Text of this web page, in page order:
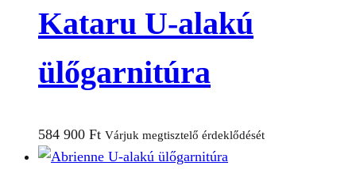
Kataru U-alakú
ülőgarnitúra
584 900 Ft Várjuk megtisztelő érdeklődését